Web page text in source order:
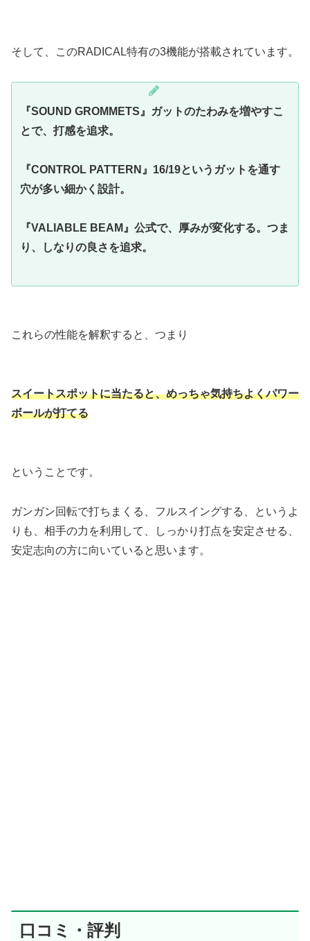
そして、このRADICAL特有の3機能が搭載されています。
『SOUND GROMMETS』ガットのたわみを増やすこ
とで、打感を追求。
『CONTROL PATTERN』16/19というガットを通す
穴が多い細かく設計。
『VALIABLE BEAM』公式で、厚みが変化する。つま
り、しなりの良さを追求。
これらの性能を解釈すると、つまり
スイートスポットに当たると、めっちゃ気持ちよくパワー
ボールが打てる
ということです。
ガンガン回転で打ちまくる、フルスイングする、というよ
りも、相手の力を利用して、しっかり打点を安定させる、
安定志向の方に向いていると思います。
口コミ・評判